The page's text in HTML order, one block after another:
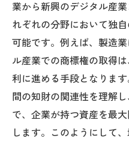
業から新興のデジタル産
れぞれの分野において独
可能です。例えば、製造
ル産業での商標権の取得
利に進める手段となりま
間の知財の関連性を理解
で、企業が持つ資産を最
します。このようにして